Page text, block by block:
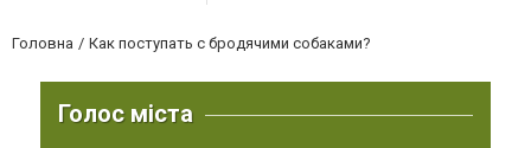
Головна Как поступать с бродячими собаками?
Голос міста